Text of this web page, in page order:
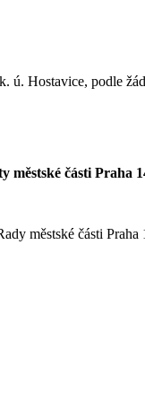
ú. Hostavice, podle
městské části Praha
městské části Praha